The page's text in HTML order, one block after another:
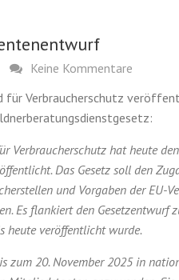
Keine Kommentare
für Verbraucherschutz
Verbraucherschutz hat heute
Das Gesetz soll den
und Vorgaben der EU-
Es flankiert den Gesetzentwurf
heute veröffentlicht wurde.
zum 20. November 2025 in